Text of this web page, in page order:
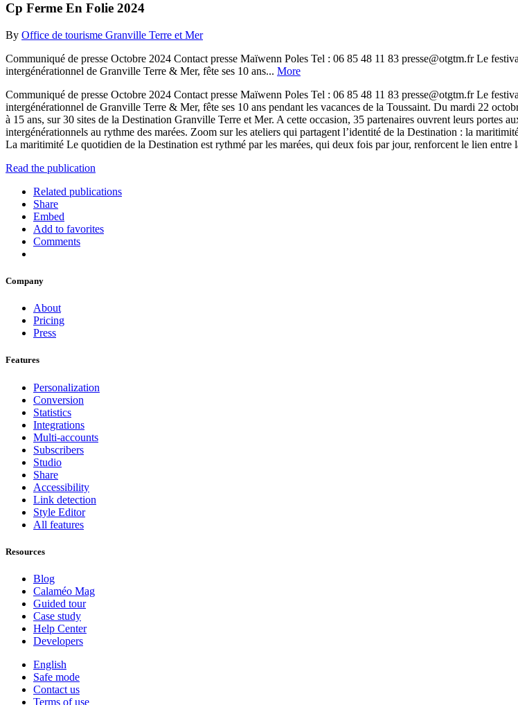
Cp Ferme En Folie 2024
By Office de tourisme Granville Terre et Mer
Communiqué de presse Octobre 2024 Contact presse Maïwenn Poles Tel : 06 85 48 11 83 presse@otgtm.fr Le
intergénérationnel de Granville Terre & Mer, fête ses 10 ans... More
Communiqué de presse Octobre 2024 Contact presse Maïwenn Poles Tel : 06 85 48 11 83 presse@otgtm.fr Le
intergénérationnel de Granville Terre & Mer, fête ses 10 ans pendant les vacances de la Toussaint. Du mardi 22
à 15 ans, sur 30 sites de la Destination Granville Terre et Mer. A cette occasion, 35 partenaires ouvrent leurs portes
intergénérationnels au rythme des marées. Zoom sur les ateliers qui partagent l’identité de la Destination : la
La maritimité Le quotidien de la Destination est rythmé par les marées, qui deux fois par jour, renforcent le lien entre
Read the publication
Related publications
Share
Embed
Add to favorites
Comments
Company
About
Pricing
Press
Features
Personalization
Conversion
Statistics
Integrations
Multi-accounts
Subscribers
Studio
Share
Accessibility
Link detection
Style Editor
All features
Resources
Blog
Calaméo Mag
Guided tour
Case study
Help Center
Developers
English
Safe mode
Contact us
Terms of use